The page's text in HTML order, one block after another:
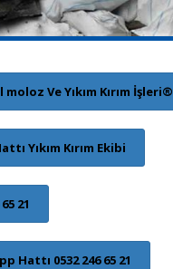
Ve Yıkım Kırım İşleri®
Yıkım Kırım Ekibi
21
Hattı 0532 246 65 21